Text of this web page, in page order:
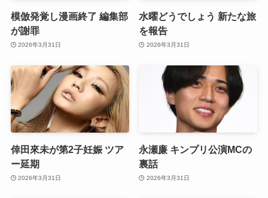
模倣発覚し漫画終了 編集部
が謝罪
2026年3月31日
水曜どうでしょう 新たな旅
を報告
2026年3月31日
倖田來未が第2子妊娠 ツア
ー延期
2026年3月31日
永瀬廉 キンプリ公演MCの
裏話
2026年3月31日